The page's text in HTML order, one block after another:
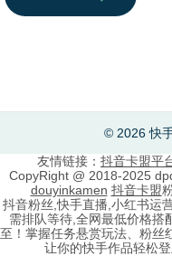
© 2026 快
友情链接： 抖音卡盟平
CopyRight @ 2018-2025
douyinkamen 抖音卡盟
抖音粉丝,快手直播,小红书运
需排队等待,全网最低价格搭
至！掌握任务悬赏玩法、粉丝
让你的快手作品轻松